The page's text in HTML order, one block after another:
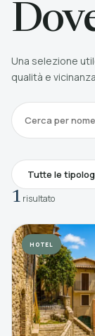
Una selezione
qualità e
Cerca
1 risultato
HOTEL